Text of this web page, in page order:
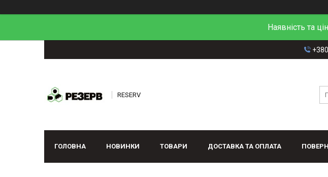
Наявність та
RESERV
ГОЛОВНА НОВИНКИ ТОВАРИ ДОСТАВКА ТА ОПЛАТА